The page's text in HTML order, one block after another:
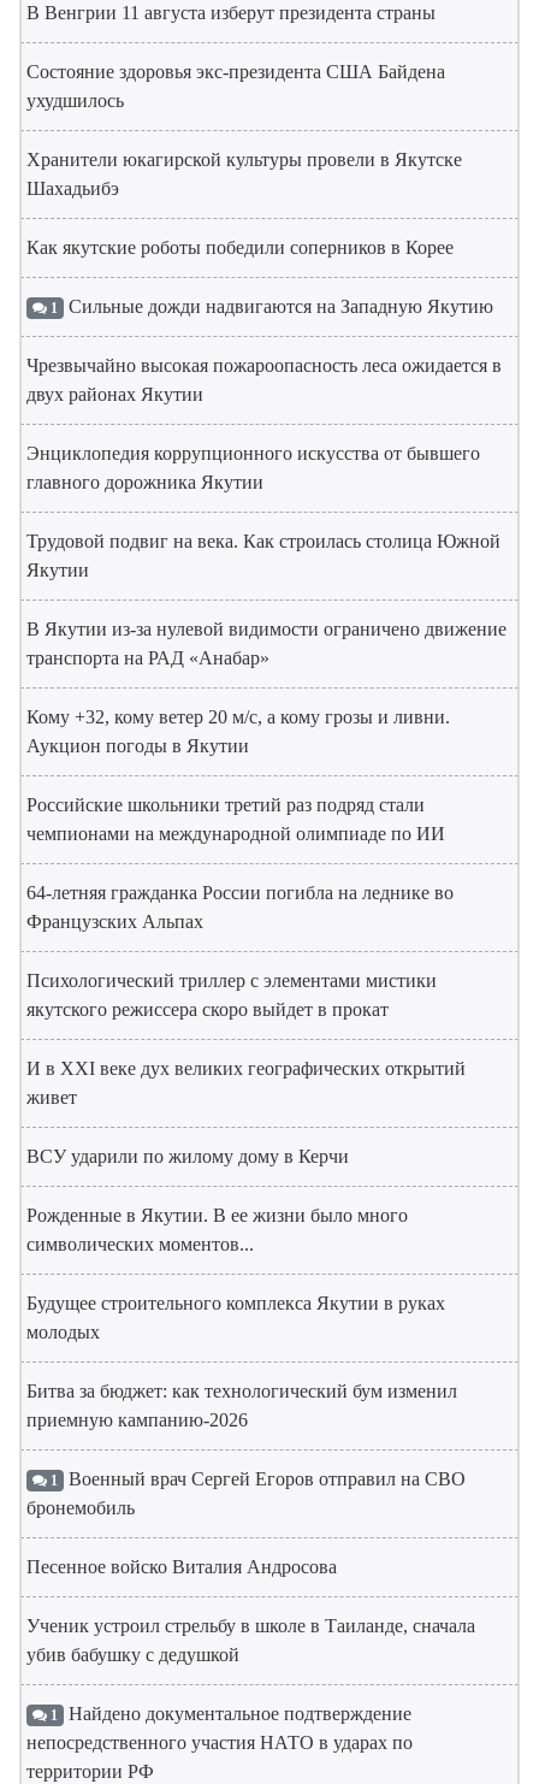
В Венгрии 11 августа изберут президента страны
Состояние здоровья экс-президента США Байдена
ухудшилось
Хранители юкагирской культуры провели в Якутске
Шахадьибэ
Как якутские роботы победили соперников в Корее
1 Сильные дожди надвигаются на Западную Якутию
Чрезвычайно высокая пожароопасность леса ожидается в
двух районах Якутии
Энциклопедия коррупционного искусства от бывшего
главного дорожника Якутии
Трудовой подвиг на века. Как строилась столица Южной
Якутии
В Якутии из-за нулевой видимости ограничено движение
транспорта на РАД «Анабар»
Кому +32, кому ветер 20 м/с, а кому грозы и ливни.
Аукцион погоды в Якутии
Российские школьники третий раз подряд стали
чемпионами на международной олимпиаде по ИИ
64-летняя гражданка России погибла на леднике во
Французских Альпах
Психологический триллер с элементами мистики
якутского режиссера скоро выйдет в прокат
И в XXI веке дух великих географических открытий
живет
ВСУ ударили по жилому дому в Керчи
Рожденные в Якутии. В ее жизни было много
символических моментов...
Будущее строительного комплекса Якутии в руках
молодых
Битва за бюджет: как технологический бум изменил
приемную кампанию-2026
1 Военный врач Сергей Егоров отправил на СВО
бронемобиль
Песенное войско Виталия Андросова
Ученик устроил стрельбу в школе в Таиланде, сначала
убив бабушку с дедушкой
1 Найдено документальное подтверждение
непосредственного участия НАТО в ударах по
территории РФ